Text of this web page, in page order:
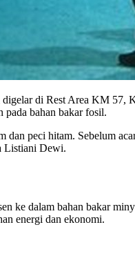
di Rest Area KM 57,
pada bahan bakar fosil.
peci hitam. Sebelum
Listiani Dewi.
ke dalam bahan bakar
energi dan ekonomi.